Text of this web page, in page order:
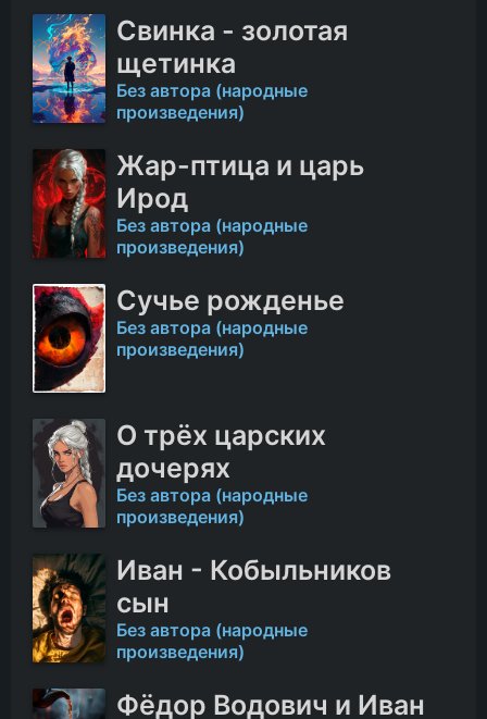
Свинка - золотая
щетинка
Без автора (народные
произведения)
Жар-птица и царь
Ирод
Без автора (народные
произведения)
Сучье рожденье
Без автора (народные
произведения)
О трёх царских
дочерях
Без автора (народные
произведения)
Иван - Кобыльников
сын
Без автора (народные
произведения)
Фёдор Водович и Иван